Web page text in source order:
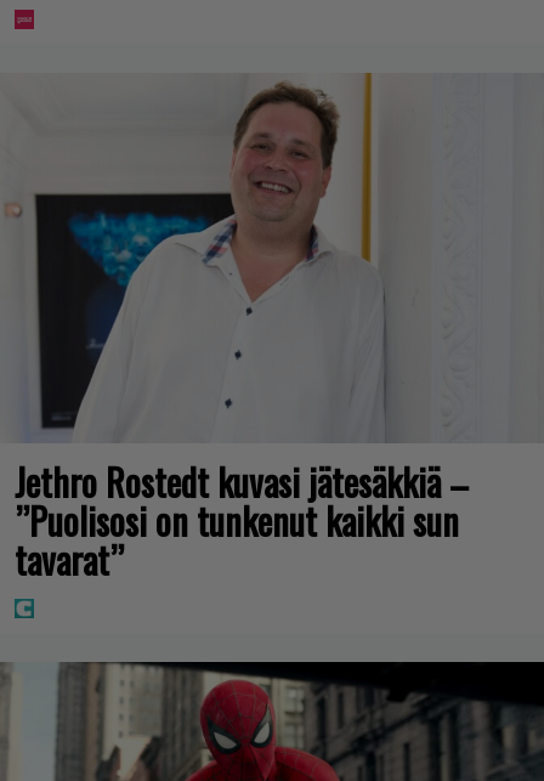
Jethro Rostedt kuvasi jätesäkkiä –
”Puolisosi on tunkenut kaikki sun
tavarat”